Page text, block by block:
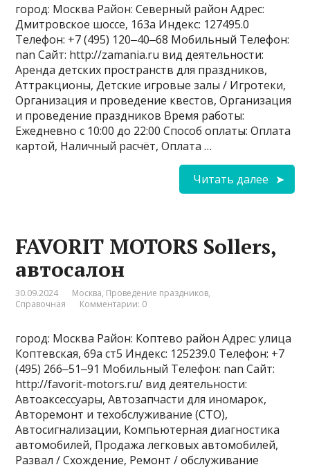
город: Москва Район: Северный район Адрес:
Дмитровское шоссе, 163а Индекс: 127495.0
Телефон: +7 (495) 120‒40‒68 Мобильный Телефон:
nan Сайт: http://zamania.ru вид деятельности:
Аренда детских пространств для праздников,
Аттракционы, Детские игровые залы / Игротеки,
Организация и проведение квестов, Организация
и проведение праздников Время работы:
Ежедневно с 10:00 до 22:00 Способ оплаты: Оплата
картой, Наличный расчёт, Оплата …
Читать далее
FAVORIT MOTORS Sollers,
автосалон
30.09.2024 Москва, Проведение праздников,
Справочная
Комментарии: 0
город: Москва Район: Коптево район Адрес: улица
Коптевская, 69а ст5 Индекс: 125239.0 Телефон: +7
(495) 266‒51‒91 Мобильный Телефон: nan Сайт:
http://favorit-motors.ru/ вид деятельности:
Автоаксессуары, Автозапчасти для иномарок,
Авторемонт и техобслуживание (СТО),
Автосигнализации, Компьютерная диагностика
автомобилей, Продажа легковых автомобилей,
Развал / Схождение, Ремонт / обслуживание